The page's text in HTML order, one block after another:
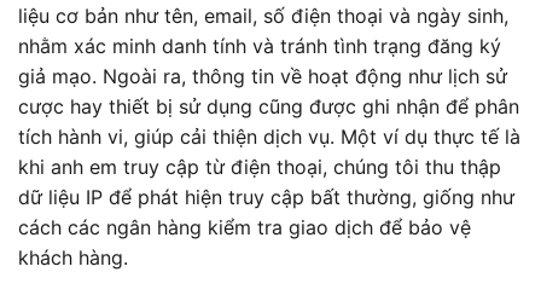
liệu cơ bản như tên, email, số điện thoại và ngày sinh,
nhằm xác minh danh tính và tránh tình trạng đăng ký
giả mạo. Ngoài ra, thông tin về hoạt động như lịch sử
cược hay thiết bị sử dụng cũng được ghi nhận để phân
tích hành vi, giúp cải thiện dịch vụ. Một ví dụ thực tế là
khi anh em truy cập từ điện thoại, chúng tôi thu thập
dữ liệu IP để phát hiện truy cập bất thường, giống như
cách các ngân hàng kiểm tra giao dịch để bảo vệ
khách hàng.